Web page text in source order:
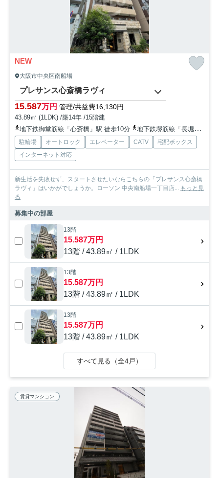
NEW
大阪市中央区南船場
プレサンス心斎橋ラヴィ
15.587万円 管理/共益費16,130円
43.89㎡ (1LDK) /築14年 /15階建
地下鉄御堂筋線「心斎橋」駅 徒歩10分
地下鉄堺筋線「長堀橋」駅 徒歩5分
駐輪場 オートロック エレベーター CATV
宅配ボックス
インターネット対応
新生活を失敗せず、スタートさせたいならこちらの「プレサンス心斎橋
ラヴィ」はいかがでしょうか。ローソン 中央南船場一丁目店... もっと見
る
募集中の部屋
13階
15.587万円
13階 / 43.89㎡ / 1LDK
13階
15.587万円
13階 / 43.89㎡ / 1LDK
13階
15.587万円
13階 / 43.89㎡ / 1LDK
すべて見る（全4戸）
賃貸マンション